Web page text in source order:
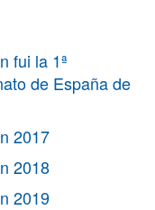
fui la 1ª
de España de
2017
2018
2019